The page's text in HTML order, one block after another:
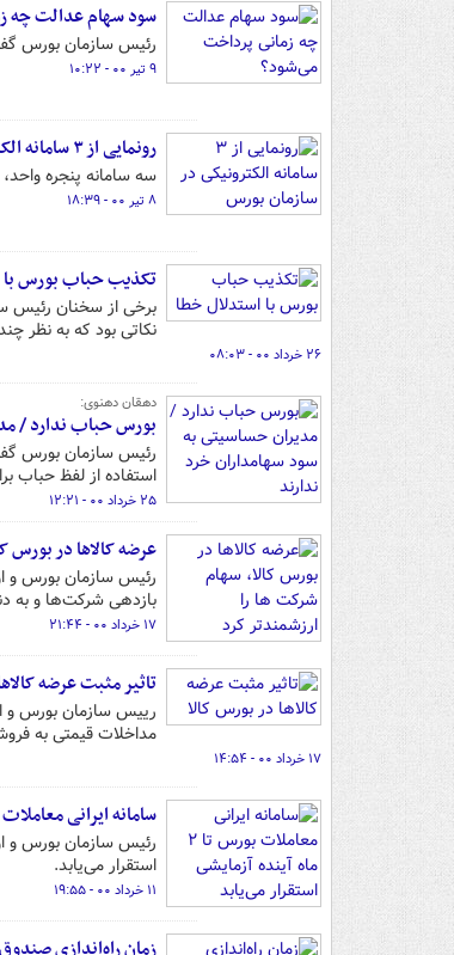
سود سهام عدالت چه
رئیس سازمان بورس گفت: هفته آینده ۵۰ درصد
۹ تیر ۰۰ - ۱۰:۲۲
رونمایی از ۳ سامانه الکترونیکی در سازمان بورس
سه سامانه پنجره
۸ تیر ۰۰ - ۱۸:۳۹
تکذیب حباب بورس با
برخی از سخنان رئیس
نکاتی بود که به نظر
۲۶ خرداد ۰۰ - ۰۸:۰۳
دهقان دهنوی:
بورس حباب ندارد /
رئیس سازمان بورس
استفاده از لفظ
۲۵ خرداد ۰۰ - ۱۲:۲۱
عرضه کالاها در بورس
رئیس سازمان بورس و
بازدهی شرکت‌ها و به
۱۷ خرداد ۰۰ - ۲۱:۴۴
تاثیر مثبت عرضه
رییس سازمان بورس و
مداخلات قیمتی به
۱۷ خرداد ۰۰ - ۱۴:۵۴
سامانه ایرانی معاملات بورس تا ۲ ماه آینده
رئیس سازمان بورس و
استقرار می‌یابد.
۱۱ خرداد ۰۰ - ۱۹:۵۵